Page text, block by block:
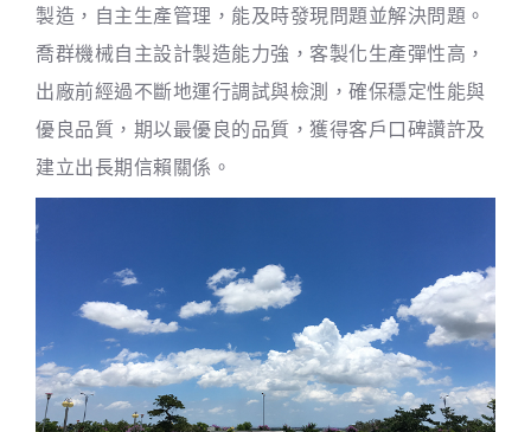
製造，自主生產管理，能及時發現問題並解決問題。
喬群機械自主設計製造能力強，客製化生產彈性高，
出廠前經過不斷地運行調試與檢測，確保穩定性能與
優良品質，期以最優良的品質，獲得客戶口碑讚許及
建立出長期信賴關係。